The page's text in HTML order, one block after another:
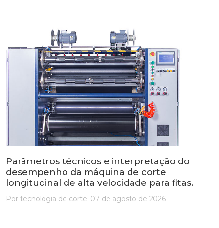
Parâmetros técnicos e interpretação do
desempenho da máquina de corte
longitudinal de alta velocidade para fitas.
Por tecnologia de corte, 07 de agosto de 2026